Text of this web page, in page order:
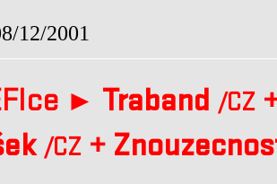
12/2001
► Traband /CZ
/CZ +